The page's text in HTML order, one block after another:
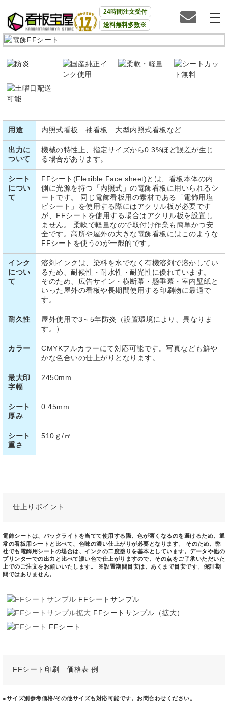
24時間注文受付
送料無料多数※
用途 内照式看板 袖看板 大型内照式看板など
出力に
ついて
機械の特性上、指定サイズから0.3%ほど誤差が生じ
る場合があります。
シート
につい
て
FFシート(Flexible Face sheet)とは、看板本体の内
側に光源を持つ「内照式」の電飾看板に用いられるシ
ートです。 同じ電飾看板用の素材である「電飾用塩
ビシート」を使用する際にはアクリル板が必要です
が、FFシートを使用する場合はアクリル板を設置し
ません。 柔軟で軽量なので取付け作業も簡単かつ安
全です。高所や屋外の大きな電飾看板にはこのような
FFシートを使うのが一般的です。
インク
につい
て
溶剤インクは、染料を水でなく有機溶剤で溶かしてい
るため、耐候性・耐水性・耐光性に優れています。
そのため、広告サイン・横断幕・懸垂幕・室内壁紙と
いった屋外の看板や長期間使用する印刷物に最適で
す。
耐久性
屋外使用で3～5年防炎（設置環境により、異なりま
す。）
カラー
CMYKフルカラーにて対応可能です。写真なども鮮や
かな色合いの仕上がりとなります。
最大印
字幅
2450mm
シート
厚み
0.45mm
シート
重さ
510ｇ/㎡
仕上りポイント
電飾シートは、バックライトを当てて使用する際、色が薄くなるのを避けるため、通
常の看板用シートと比べて、色味の濃い仕上がりが必要となります。 そのため、弊
社でも電飾用シートの場合は、インクの二度塗りを基本としています。データや他の
プリンターでの出力と比べて濃い色で仕上がりますので、その点をご了承いただいた
上でのご注文をお願いいたします。 ※設置期間目安は、あくまで目安です。保証期
間ではありません。
FFシートサンプル
FFシートサンプル（拡大）
FFシート
FFシート印刷 価格表 例
●サイズ別参考価格/その他サイズも対応可能です。お問合わせください。